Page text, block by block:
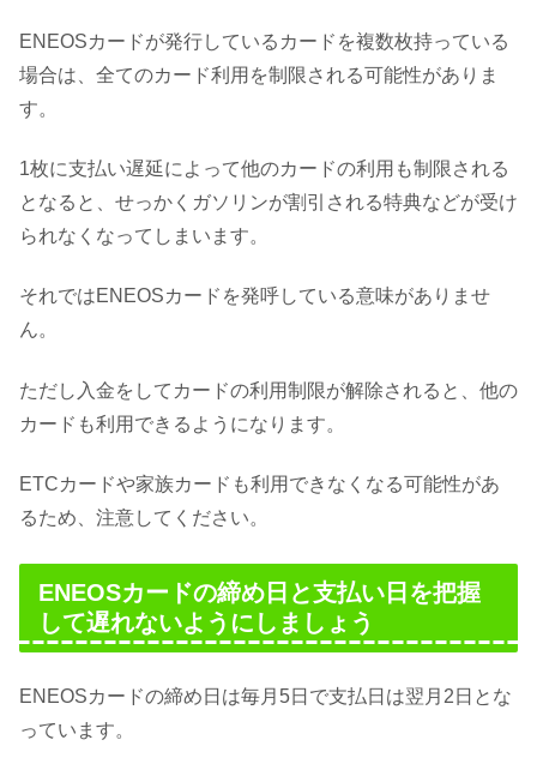
ENEOSカードが発行しているカードを複数枚持っている
場合は、全てのカード利用を制限される可能性がありま
す。
1枚に支払い遅延によって他のカードの利用も制限される
となると、せっかくガソリンが割引される特典などが受け
られなくなってしまいます。
それではENEOSカードを発呼している意味がありませ
ん。
ただし入金をしてカードの利用制限が解除されると、他の
カードも利用できるようになります。
ETCカードや家族カードも利用できなくなる可能性があ
るため、注意してください。
ENEOSカードの締め日と支払い日を把握
して遅れないようにしましょう
ENEOSカードの締め日は毎月5日で支払日は翌月2日とな
っています。